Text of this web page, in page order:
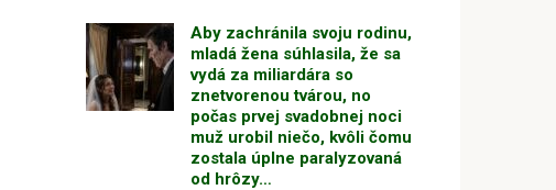
Aby zachránila svoju rodinu,
mladá žena súhlasila, že sa
vydá za miliardára so
znetvorenou tvárou, no
počas prvej svadobnej noci
muž urobil niečo, kvôli čomu
zostala úplne paralyzovaná
od hrôzy…